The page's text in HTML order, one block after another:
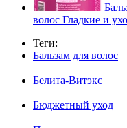
волос Гладкие и
Теги:
Бальзам для волос
Белита-Витэкс
Бюджетный уход